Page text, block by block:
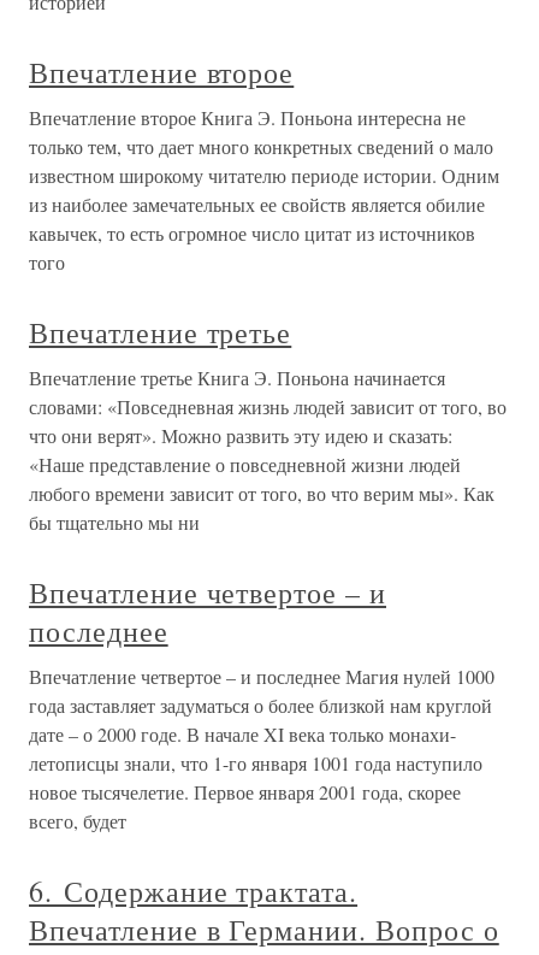
Впечатление второе
Впечатление второе Книга Э. Поньона интересна не
только тем, что дает много конкретных сведений о мало
известном широкому читателю периоде истории. Одним
из наиболее замечательных ее свойств является обилие
кавычек, то есть огромное число цитат из источников
того
Впечатление третье
Впечатление третье Книга Э. Поньона начинается
словами: «Повседневная жизнь людей зависит от того, во
что они верят». Можно развить эту идею и сказать:
«Наше представление о повседневной жизни людей
любого времени зависит от того, во что верим мы». Как
бы тщательно мы ни
Впечатление четвертое – и
последнее
Впечатление четвертое – и последнее Магия нулей 1000
года заставляет задуматься о более близкой нам круглой
дате – о 2000 годе. В начале XI века только монахи-
летописцы знали, что 1-го января 1001 года наступило
новое тысячелетие. Первое января 2001 года, скорее
всего, будет
6. Содержание трактата.
Впечатление в Германии. Вопрос о